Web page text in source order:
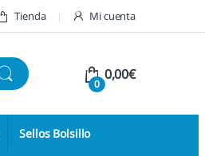
Tienda Mi cuenta
0
0,00€
Sellos Bolsillo